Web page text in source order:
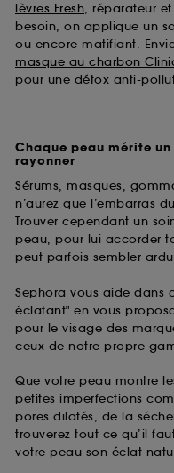
lèvres Fresh, réparateur
besoin, on applique un
ou encore matifiant.
masque au charbon
pour une détox anti-
Chaque peau mérite
rayonner
Sérums, masques,
n’aurez que l’embarras
Trouver cependant un
peau, pour lui accorder
peut parfois sembler
Sephora vous aide dans
éclatant" en vous
pour le visage des
ceux de notre propre
Que votre peau montre
petites imperfections
pores dilatés, de la
trouverez tout ce qu’il
votre peau son éclat